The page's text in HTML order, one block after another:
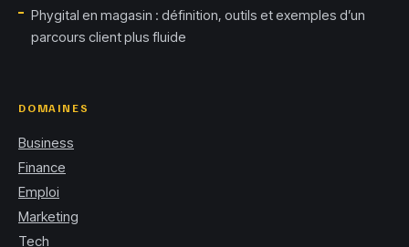
Phygital en magasin : définition, outils et exemples d’un
parcours client plus fluide
DOMAINES
Business
Finance
Emploi
Marketing
Tech